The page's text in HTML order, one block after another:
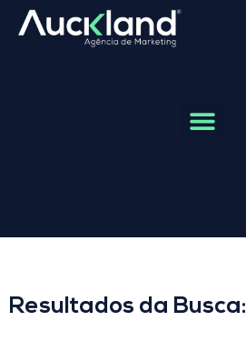
Resultados da Busca: